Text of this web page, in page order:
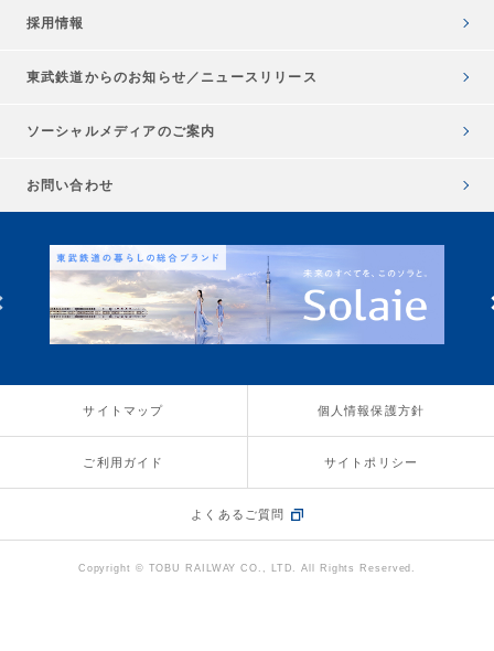
採用情報
東武鉄道からのお知らせ／ ニュースリリース
ソーシャルメディアのご案内
お問い合わせ
サイトマップ 個人情報保護方針
ご利用ガイド サイトポリシー
よくあるご質問
Copyright © TOBU RAILWAY CO., LTD. All Rights Reserved.